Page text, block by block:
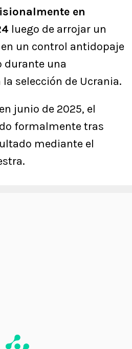
en
luego de arrojar un
un control antidopaje
durante una
selección de Ucrania.
junio de 2025, el
formalmente tras
mediante el